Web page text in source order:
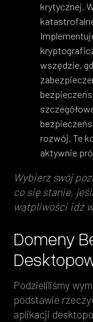
krytycznej.
wszędzie,
rozwój. Te
aktywnie
Wybierz swój
co się stanie,
wątpliwości idź
Domeny
Podzieliliśmy
podstawie
aplikacji